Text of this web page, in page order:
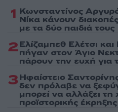
1 Κωνσταντίνος
Νίκα κάνουν
με τα δύο παιδιά τους
2Ελίζαμπεθ Ελέτσι
πήγαν στον Άγιο
πάρουν την ευχή για
3Ηφαίστειο
δεν πρόλαβε να
μπορεί να αλλάξει τη
προϊστορικής έκρηξης